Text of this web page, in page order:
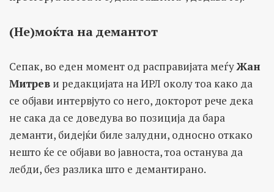
(Не)моќта на демантот
Сепак, во еден момент од расправијата меѓуЖан
Митрев и редакцијата на ИРЛ околу тоа како да
се објави интервјуто со него, докторот рече дека
не сака да се доведува во позиција да бара
деманти, бидејќи биле залудни, односно откако
нешто ќе се објави во јавноста, тоа останува да
лебди, без разлика што е демантирано.